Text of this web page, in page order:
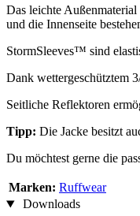
Das leichte
und die Innenseite
StormSleeves™ sind
Dank wettergeschütztem
Seitliche Reflektoren
Tipp: Die Jacke besitzt
Du möchtest gerne die
Marken: Ruffwear
Downloads